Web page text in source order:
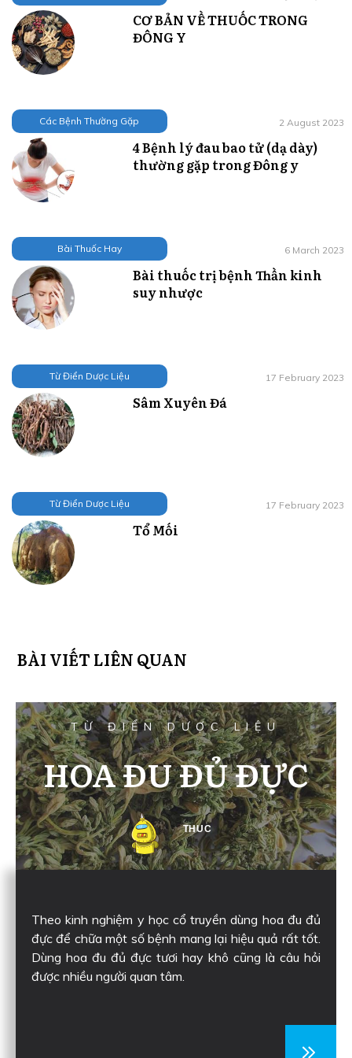
CƠ BẢN VỀ THUỐC TRONG
ĐÔNG Y
Các Bệnh Thường Gặp 2 August 2023
4 Bệnh lý đau bao tử (dạ dày)
thường gặp trong Đông y
Bài Thuốc Hay 6 March 2023
Bài thuốc trị bệnh Thần kinh
suy nhược
Từ Điển Dược Liệu 17 February 2023
Sâm Xuyên Đá
Từ Điển Dược Liệu 17 February 2023
Tổ Mối
BÀI VIẾT LIÊN QUAN
TỪ ĐIỂN DƯỢC LIỆU
HOA ĐU ĐỦ ĐỰC
THUC
Theo kinh nghiệm y học cổ truyền dùng hoa đu đủ
đực để chữa một số bệnh mang lại hiệu quả rất tốt.
Dùng hoa đu đủ đực tươi hay khô cũng là câu hỏi
được nhiều người quan tâm.